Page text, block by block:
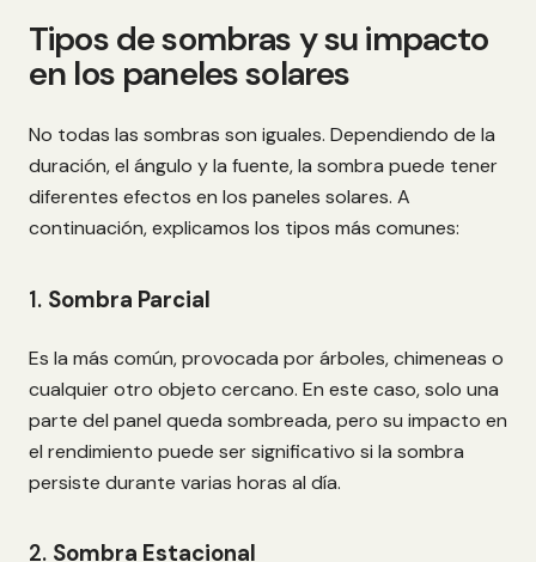
Tipos de sombras y su impacto
en los paneles solares
No todas las sombras son iguales. Dependiendo de la
duración, el ángulo y la fuente, la sombra puede tener
diferentes efectos en los paneles solares. A
continuación, explicamos los tipos más comunes:
1. Sombra Parcial
Es la más común, provocada por árboles, chimeneas o
cualquier otro objeto cercano. En este caso, solo una
parte del panel queda sombreada, pero su impacto en
el rendimiento puede ser significativo si la sombra
persiste durante varias horas al día.
2. Sombra Estacional